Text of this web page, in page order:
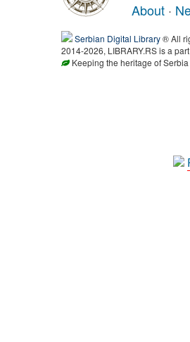
About ·
Serbian Digital Library® All
2014-2026, LIBRARY.RS is a
Keeping the heritage of Serbia